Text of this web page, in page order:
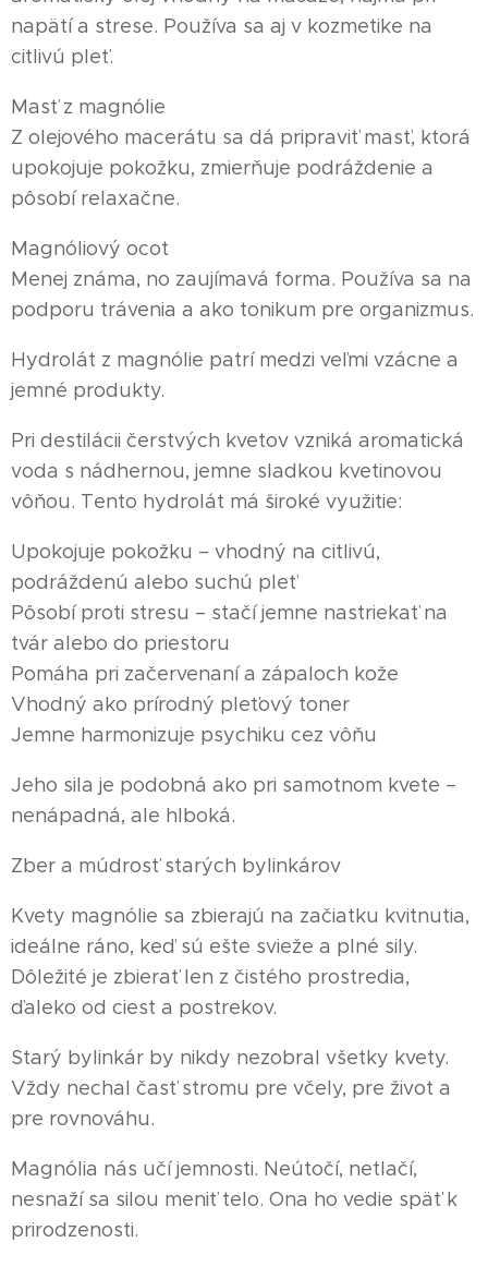
napätí a strese. Používa sa aj v kozmetike na
citlivú pleť.
Masť z magnólie
Z olejového macerátu sa dá pripraviť masť, ktorá
upokojuje pokožku, zmierňuje podráždenie a
pôsobí relaxačne.
Magnóliový ocot
Menej známa, no zaujímavá forma. Používa sa na
podporu trávenia a ako tonikum pre organizmus.
Hydrolát z magnólie patrí medzi veľmi vzácne a
jemné produkty.
Pri destilácii čerstvých kvetov vzniká aromatická
voda s nádhernou, jemne sladkou kvetinovou
vôňou. Tento hydrolát má široké využitie:
Upokojuje pokožku – vhodný na citlivú,
podráždenú alebo suchú pleť
Pôsobí proti stresu – stačí jemne nastriekať na
tvár alebo do priestoru
Pomáha pri začervenaní a zápaloch kože
Vhodný ako prírodný pleťový toner
Jemne harmonizuje psychiku cez vôňu
Jeho sila je podobná ako pri samotnom kvete –
nenápadná, ale hlboká.
Zber a múdrosť starých bylinkárov
Kvety magnólie sa zbierajú na začiatku kvitnutia,
ideálne ráno, keď sú ešte svieže a plné sily.
Dôležité je zbierať len z čistého prostredia,
ďaleko od ciest a postrekov.
Starý bylinkár by nikdy nezobral všetky kvety.
Vždy nechal časť stromu pre včely, pre život a
pre rovnováhu.
Magnólia nás učí jemnosti. Neútočí, netlačí,
nesnaží sa silou meniť telo. Ona ho vedie späť k
prirodzenosti.